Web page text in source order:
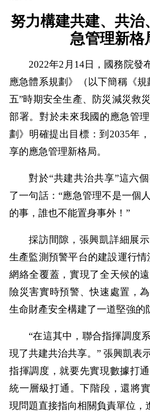
努力構建共建、共治
急管理新格
2022年2月14日，國務院發
應急體系規劃》（以下簡稱《規
五”時期安全生產、防災減災救
部署。對於未來我國的應急管
劃》明確提出目標：到2035年
享的應急管理新格局。
對於“共建共治共享”這六
了一句話：“應急管理不是一個
的事，誰也不能置身事外！”
採訪間隙，張興凱詳細展
生產監測預警平台的建設運行情
網絡全覆蓋，實現了全天候的
險災害實時預警、快速處置，
生命財產安全構建了一道堅強的
“在這其中，聯合指揮調度
現了共建共治共享。” 張興凱表
指揮調度，就要先實現數據打通
統一層級打通。下階段，還將
現問題直接指向相關負責單位，